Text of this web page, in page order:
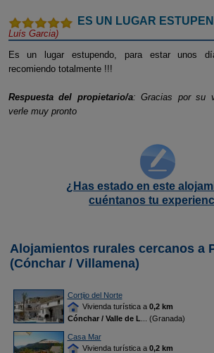
ES UN LUGAR
Luís Garcia)
Es un lugar estupendo, para estar unos
recomiendo totalmente !!!
Respuesta del propietario/a: Gracias por su
verle muy pronto
¿Has estado en este
cuéntanos tu
Alojamientos rurales cercanos a
(Cónchar / Villamena)
Cortijo del Norte
Vivienda turística a 0,2 km
Cónchar / Valle de L ... (Granada)
Casa Mar
Vivienda turística a 0,2 km